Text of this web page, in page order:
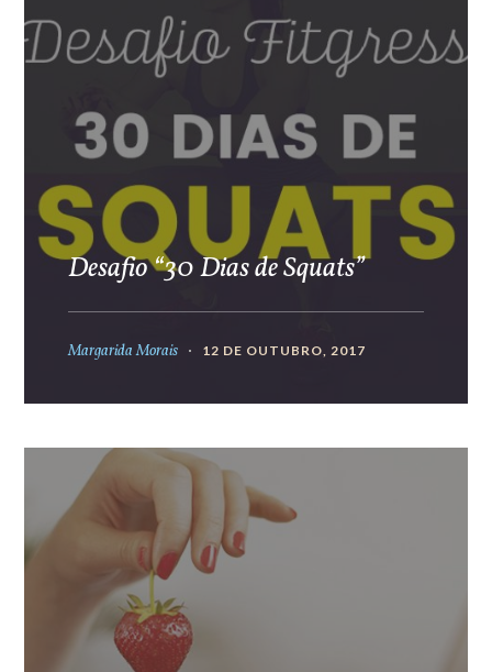
Desafio “30 Dias de Squats”
Margarida Morais 12 DE OUTUBRO, 2017